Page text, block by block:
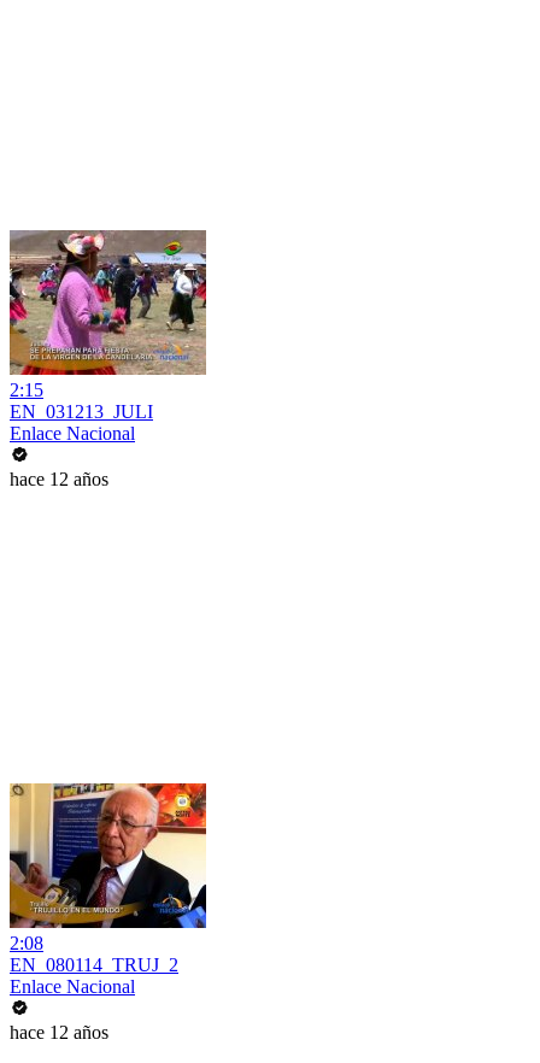
2:15
EN_031213_JULI
Enlace Nacional
hace 12 años
2:08
EN_080114_TRUJ_2
Enlace Nacional
hace 12 años